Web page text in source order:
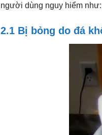
người dùng nguy hiểm như:
2.1 Bị bỏng do đá